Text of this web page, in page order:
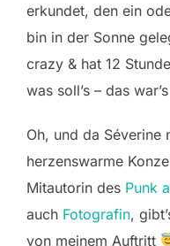
erkundet, den ein
bin in der Sonne
crazy & hat 12
was soll’s – das
Oh, und da Séverine
herzenswarme
Mitautorin des Punk
auch Fotografin,
von meinem Auftritt